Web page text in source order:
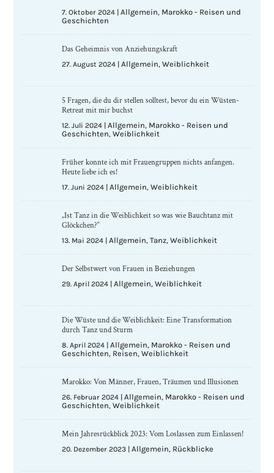
7. Oktober 2024 |Allgemein, Marokko - Reisen und
Geschichten
Das Geheimnis von Anziehungskraft
27. August 2024 |Allgemein,Weiblichkeit
5 Fragen, die du dir stellen solltest, bevor du ein Wüsten-
Retreat mit mir buchst
12. Juli 2024 |Allgemein, Marokko - Reisen und
Geschichten,Weiblichkeit
Früher konnte ich mit Frauengruppen nichts anfangen.
Heute liebe ich es!
17. Juni 2024 |Allgemein,Weiblichkeit
„Ist Tanz in die Weiblichkeit so was wie Bauchtanz mit
Glöckchen?“
13. Mai 2024 |Allgemein,Tanz,Weiblichkeit
Der Selbstwert von Frauen in Beziehungen
29. April 2024 |Allgemein,Weiblichkeit
Die Wüste und die Weiblichkeit: Eine Transformation
durch Tanz und Sturm
8. April 2024 |Allgemein, Marokko - Reisen und
Geschichten, Reisen,Weiblichkeit
Marokko: Von Männer, Frauen, Träumen und Illusionen
26. Februar 2024 |Allgemein, Marokko - Reisen und
Geschichten,Weiblichkeit
Mein Jahresrückblick 2023: Vom Loslassen zum Einlassen!
20. Dezember 2023 |Allgemein, Rückblicke